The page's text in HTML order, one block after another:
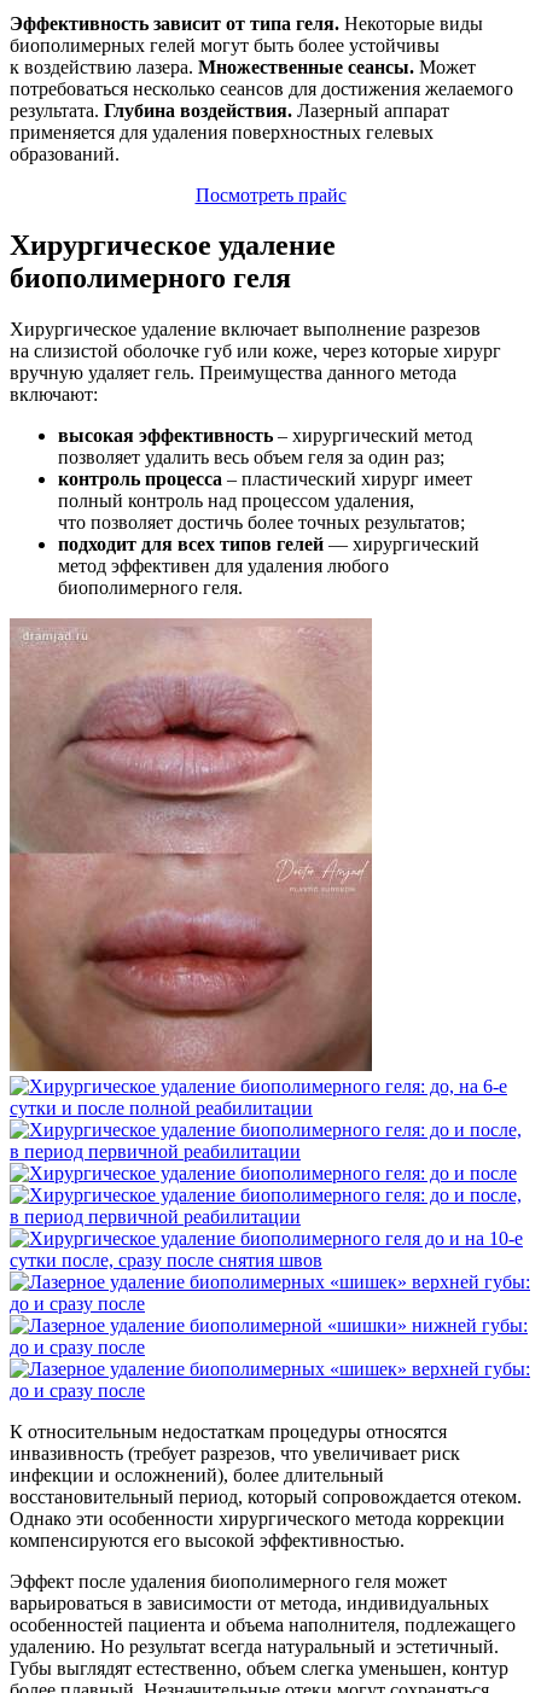
Эффективность зависит от типа геля. Некоторые виды
биополимерных гелей могут быть более устойчивы
к воздействию лазера. Множественные сеансы. Может
потребоваться несколько сеансов для достижения желаемого
результата. Глубина воздействия. Лазерный аппарат
применяется для удаления поверхностных гелевых
образований.
Посмотреть прайс
Хирургическое удаление
биополимерного геля
Хирургическое удаление включает выполнение разрезов
на слизистой оболочке губ или коже, через которые хирург
вручную удаляет гель. Преимущества данного метода
включают:
высокая эффективность – хирургический метод
позволяет удалить весь объем геля за один раз;
контроль процесса – пластический хирург имеет
полный контроль над процессом удаления,
что позволяет достичь более точных результатов;
подходит для всех типов гелей — хирургический
метод эффективен для удаления любого
биополимерного геля.
К относительным недостаткам процедуры относятся
инвазивность (требует разрезов, что увеличивает риск
инфекции и осложнений), более длительный
восстановительный период, который сопровождается отеком.
Однако эти особенности хирургического метода коррекции
компенсируются его высокой эффективностью.
Эффект после удаления биополимерного геля может
варьироваться в зависимости от метода, индивидуальных
особенностей пациента и объема наполнителя, подлежащего
удалению. Но результат всегда натуральный и эстетичный.
Губы выглядят естественно, объем слегка уменьшен, контур